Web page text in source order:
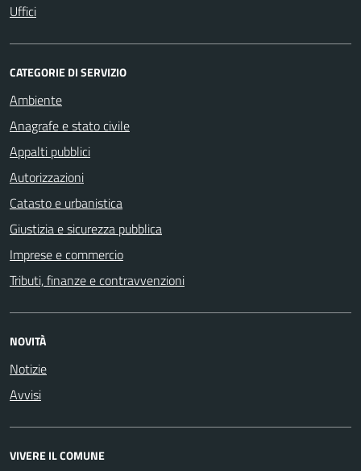
Uffici
CATEGORIE DI SERVIZIO
Ambiente
Anagrafe e stato civile
Appalti pubblici
Autorizzazioni
Catasto e urbanistica
Giustizia e sicurezza pubblica
Imprese e commercio
Tributi, finanze e contravvenzioni
NOVITÀ
Notizie
Avvisi
VIVERE IL COMUNE